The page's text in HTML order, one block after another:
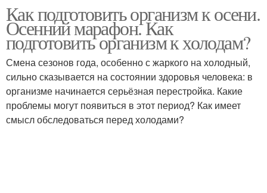
Как подготовить организм к осени.
Осенний марафон. Как
подготовить организм к холодам?
Смена сезонов года, особенно с жаркого на холодный,
сильно сказывается на состоянии здоровья человека: в
организме начинается серьёзная перестройка. Какие
проблемы могут появиться в этот период? Как имеет
смысл обследоваться перед холодами?